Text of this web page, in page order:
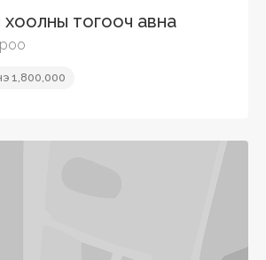
тогооч авна
1,800,000